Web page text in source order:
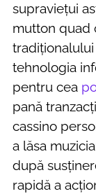
supraviețui
mutton quad
tehnologia
pentru cea
pană
cassino
a lăsa
după
rapidă a